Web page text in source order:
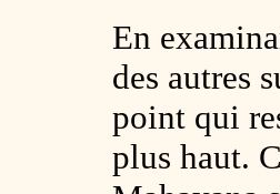
En
des autres
point qui
plus haut.